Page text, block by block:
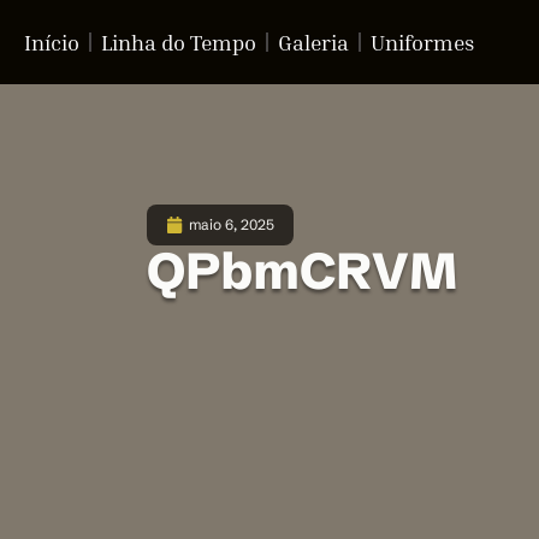
Início Linha do Tempo Galeria Uniformes
maio 6, 2025
QPbmCRVM